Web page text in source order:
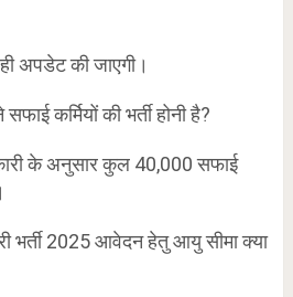
अपडेट की जाएगी।
कर्मियों की भर्ती होनी है?
के अनुसार कुल 40,000 सफाई
भर्ती 2025 आवेदन हेतु आयु सीमा क्या